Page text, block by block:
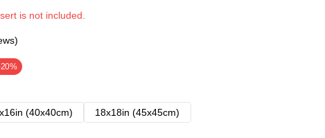
is not included.
(40x40cm)
18x18in (45x45cm)